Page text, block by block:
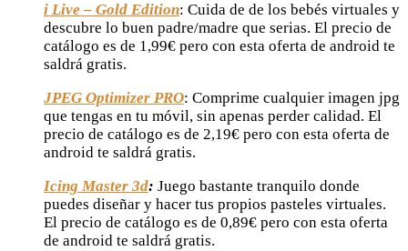
i Live – Gold Edition: Cuida de de los bebés virtuales y
descubre lo buen padre/madre que serias. El precio de
catálogo es de 1,99€ pero con esta oferta de android te
saldrá gratis.
JPEG Optimizer PRO: Comprime cualquier imagen jpg
que tengas en tu móvil, sin apenas perder calidad. El
precio de catálogo es de 2,19€ pero con esta oferta de
android te saldrá gratis.
Icing Master 3d: Juego bastante tranquilo donde
puedes diseñar y hacer tus propios pasteles virtuales.
El precio de catálogo es de 0,89€ pero con esta oferta
de android te saldrá gratis.